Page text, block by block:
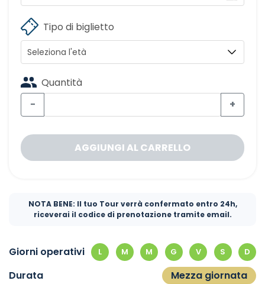
Tipo di biglietto
Quantità
−
+
AGGIUNGI AL CARRELLO
NOTA BENE: Il tuo Tour verrà confermato entro 24h,
riceverai il codice di prenotazione tramite email.
Giorni operativi L M M G V S D
Durata
Mezza giornata